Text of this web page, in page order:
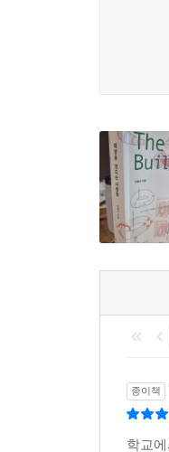
카를 라크
“프리츠,
두고 싶다
막스플랑
했다.
1982년 9
아르치모
라즈마에
‘H -모드
고안하고
있다면,
알벤이 자
‘수소 원
것이다.
활동에 마
바로 그런
우리나라
불모지에
있습니다.
책을 재미
“퓨전의 시
- 이경수 (
지금에 와
있습니다
한눈에 파
있습니다.
일반인은
- 박현거 (
종이책
학교